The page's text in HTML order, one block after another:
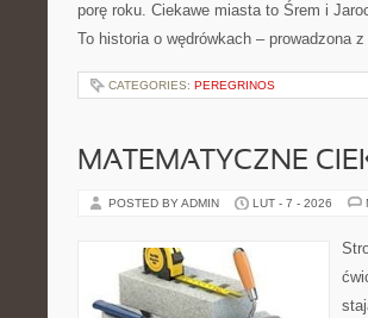
porę roku. Ciekawe miasta to Śrem i
To historia o wędrówkach – prowadzona
CATEGORIES: PEREGRINOS
MATEMATYCZNE
POSTED BY ADMIN LUT - 7 - 2026